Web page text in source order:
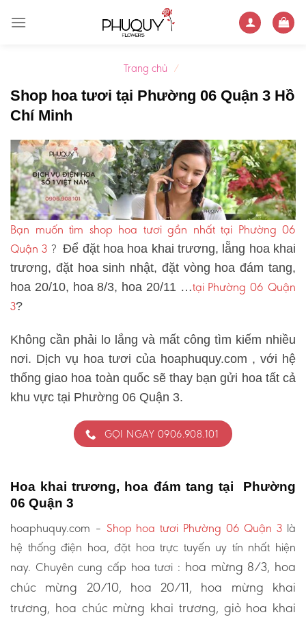
Trang chủ /
Shop hoa tươi tại Phường 06 Quận 3 Hồ
Chí Minh
Bạn muốn tìm shop hoa tươi gần nhất tại Phường 06
Quận 3 ?Để đặt hoa hoa khai trương, lẵng hoa khai
trương, đặt hoa sinh nhật, đặt vòng hoa đám tang,
hoa 20/10, hoa 8/3, hoa 20/11 …tại Phường 06 Quận
3?
Không cần phải lo lắng và mất công tìm kiếm nhiều
nơi. Dịch vụ hoa tươi của hoaphuquy.com , với hệ
thống giao hoa toàn quốc sẽ thay bạn gửi hoa tất cả
khu vực tại Phường 06 Quận 3.
GỌI NGAY 0906.908.101
Hoa khai trương, hoa đám tang tại Phường
06 Quận 3
hoaphuquy.com – Shop hoa tươi Phường 06 Quận 3 là
hệ thống điện hoa, đặt hoa trực tuyến uy tín nhất hiện
nay. Chuyên cung cấp hoa tươi : hoa mừng 8/3, hoa
chúc mừng 20/10, hoa 20/11, hoa mừng khai
trương, hoa chúc mừng khai trương, giỏ hoa khai